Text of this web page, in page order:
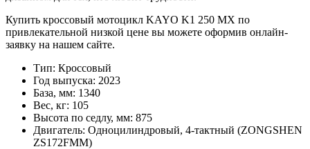
Купить кроссовый мотоцикл KAYO K1 250 MX по
привлекательной низкой цене вы можете оформив онлайн-
заявку на нашем сайте.
Тип: Кроссовый
Год выпуска: 2023
База, мм: 1340
Вес, кг: 105
Высота по седлу, мм: 875
Двигатель: Одноцилиндровый, 4-тактный (ZONGSHEN
ZS172FMM)